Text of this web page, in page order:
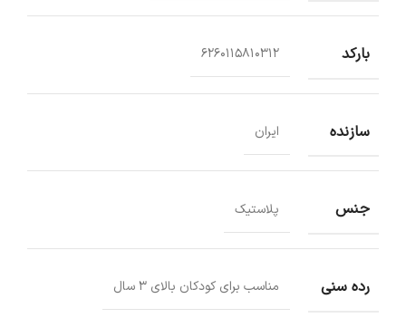
بارکد 6260115810312
سازنده ایران
جنس پلاستیک
رده سنی مناسب برای کودکان بالای 3 سال